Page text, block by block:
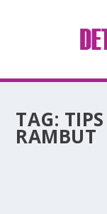
TAG:
RAMBUT